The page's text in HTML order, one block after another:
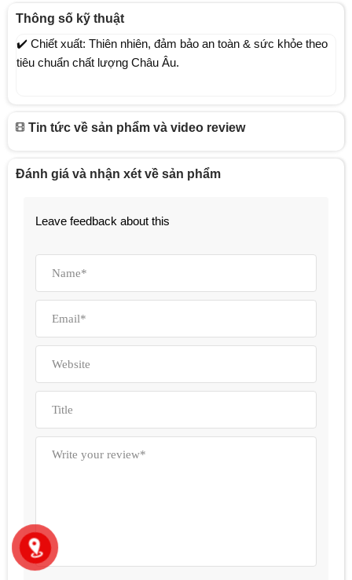
Thông số kỹ thuật
✔️ Chiết xuất: Thiên nhiên, đảm bảo an toàn & sức khỏe theo
tiêu chuẩn chất lượng Châu Âu.
Tin tức về sản phẩm và video review
Đánh giá và nhận xét về sản phẩm
Leave feedback about this